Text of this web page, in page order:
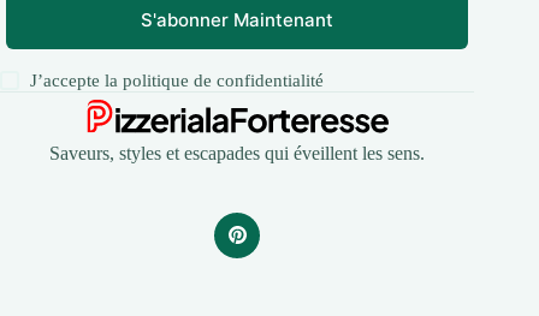
S'abonner Maintenant
J’accepte lapolitique de confidentialité
Saveurs, styles et escapades qui éveillent les sens.